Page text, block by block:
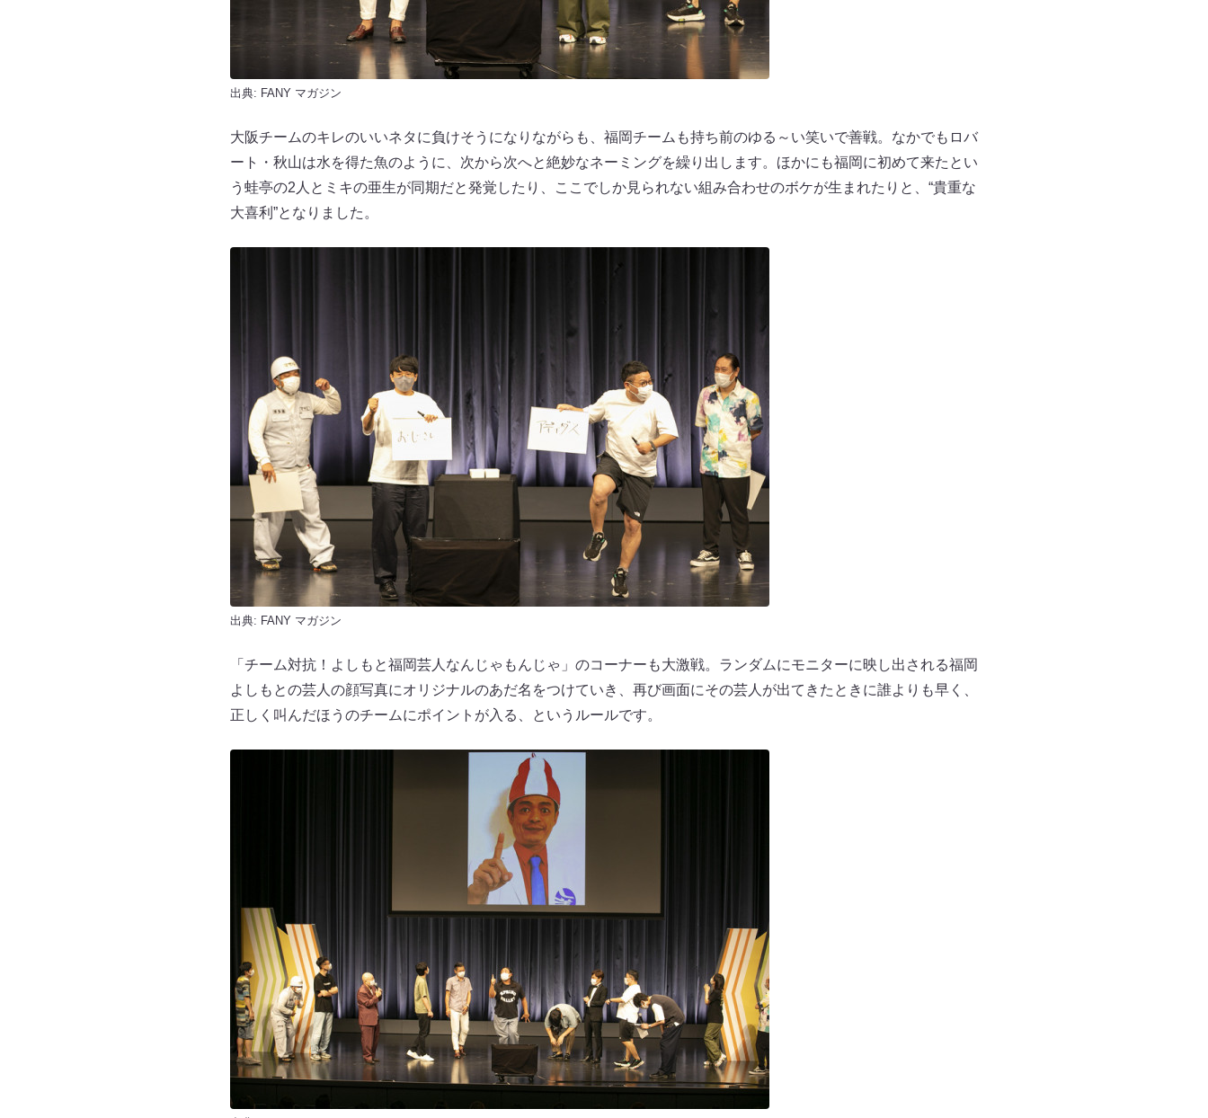
出典: FANY マガジン
大阪チームのキレのいいネタに負けそうになりながらも、福岡チームも持ち前のゆる～い笑いで善戦。なかでもロバ
ート・秋山は水を得た魚のように、次から次へと絶妙なネーミングを繰り出します。ほかにも福岡に初めて来たとい
う蛙亭の2人とミキの亜生が同期だと発覚したり、ここでしか見られない組み合わせのボケが生まれたりと、“貴重な
大喜利”となりました。
出典: FANY マガジン
「チーム対抗！よしもと福岡芸人なんじゃもんじゃ」のコーナーも大激戦。ランダムにモニターに映し出される福岡
よしもとの芸人の顔写真にオリジナルのあだ名をつけていき、再び画面にその芸人が出てきたときに誰よりも早く、
正しく叫んだほうのチームにポイントが入る、というルールです。